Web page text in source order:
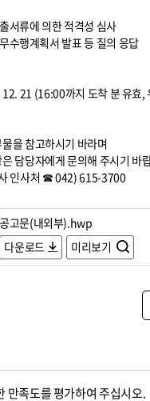
서류에 의한 적격성 심사
수행계획서 발표 등 질의 응답
21 (16:00까지 도착 분 유효,
을 참고하시기 바라며
담당자에게 문의해 주시기 바
인사처 ☎ 042) 615-3700
공고문(내외부).hwp
다운로드
미리보기
만족도를 평가하여 주십시오.